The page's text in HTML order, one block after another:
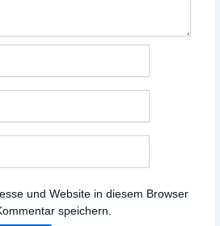
und Website in diesem Browser
speichern.